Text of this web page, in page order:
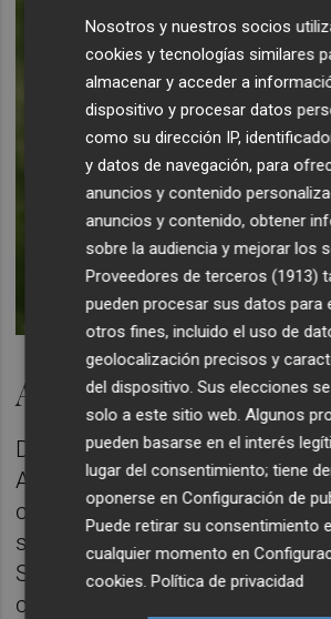
Afección al 60% de
Durante la presente campaña,
AVA han constatado sobre el
campos onubenses con una
superior al 60% de los cítricos
Scirtothrips aurantii. El daño
causa en naranjas y
Nosotros y nuestros socios
cookies y tecnologías similares
almacenar y acceder a
dispositivo y procesar datos
como su dirección IP,
y datos de navegación, para
anuncios y contenido
anuncios y contenido, obtener
sobre la audiencia y mejorar los
Proveedores de terceros (1913)
pueden procesar sus datos para
otros fines, incluido el uso de
geolocalización precisos y
del dispositivo. Sus elecciones
solo a este sitio web. Algunos
pueden basarse en el interés
lugar del consentimiento; tiene
oponerse enConfiguración de
Puede retirar su consentimiento
cualquier momento en
cookies.Política de privacidad